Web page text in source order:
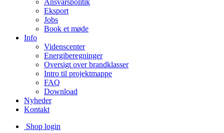
Ansvarspolitik
Eksport
Jobs
Book et møde
Info
Videnscenter
Energiberegninger
Oversigt over brandklasser
Intro til projektmappe
FAQ
Download
Nyheder
Kontakt
Shop login